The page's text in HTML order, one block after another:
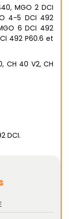
MGO 2 DCI
4-5 DCI 492
6 DCI 492
492 P60.6 et
CH 40 V2, CH
DCI.